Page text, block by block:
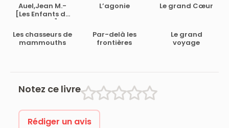
Auel,Jean M.-
[Les Enfants de
la Terre-1]Le
clan de l’ours
des cavernes
L’agonie Le grand Cœur
Les chasseurs de
mammouths
Par-delà les
frontières
Le grand
voyage
Notez ce livre
Rédiger un avis